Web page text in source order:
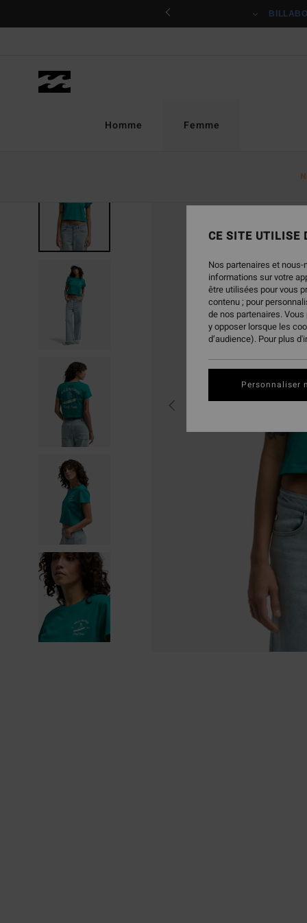
Homme Femme
CE SITE UTILISE
Nos partenaires et
informations sur votre
être utilisées pour vous
contenu ; pour
de nos partenaires.
y opposer lorsque les
d’audience). Pour plus
Personnaliser